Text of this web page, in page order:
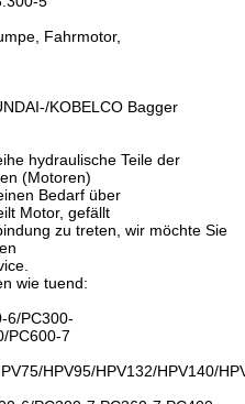
Fahrmotor,
KOBELCO Bagger
hydraulische Teile der
(Motoren)
Bedarf über
Motor, gefällt
zu treten, wir möchte Sie
wie tuend:
6/PC300-
PC600-7
HPV95/HPV132/HPV140/